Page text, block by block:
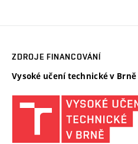
ZDROJE FINANCOVÁNÍ
Vysoké učení technické v Brně